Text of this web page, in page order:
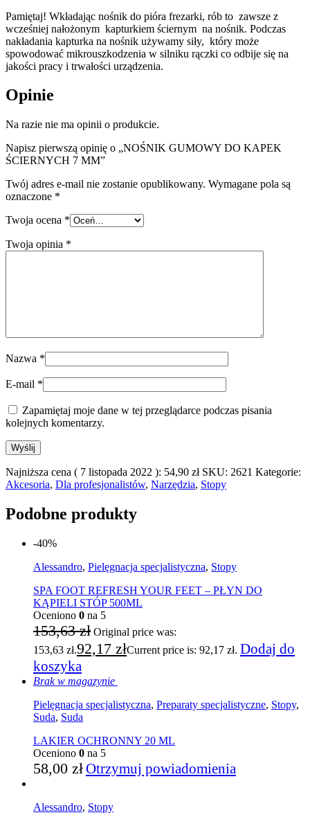
Pamiętaj! Wkładając nośnik do pióra frezarki, rób to zawsze z
wcześniej nałożonym kapturkiem ściernym na nośnik. Podczas
nakładania kapturka na nośnik używamy siły, który może
spowodować mikrouszkodzenia w silniku rączki co odbije się na
jakości pracy i trwałości urządzenia.
Opinie
Na razie nie ma opinii o produkcie.
Napisz pierwszą opinię o „NOŚNIK GUMOWY DO KAPEK
ŚCIERNYCH 7 MM”
Twój adres e-mail nie zostanie opublikowany. Wymagane pola są
oznaczone *
Twoja ocena *
Twoja opinia *
Nazwa *
E-mail *
Zapamiętaj moje dane w tej przeglądarce podczas pisania
kolejnych komentarzy.
Najniższa cena ( 7 listopada 2022 ): 54,90 zł SKU: 2621 Kategorie:
Akcesoria, Dla profesjonalistów, Narzędzia, Stopy
Podobne produkty
-40%
Alessandro, Pielęgnacja specjalistyczna, Stopy
SPA FOOT REFRESH YOUR FEET – PŁYN DO
KĄPIELI STÓP 500ML
Oceniono 0 na 5
153,63zł Original price was:
153,63 zł.92,17 złCurrent price is: 92,17 zł. Dodaj do
koszyka
Brak w magazynie
Pielęgnacja specjalistyczna, Preparaty specjalistyczne, Stopy,
Suda, Suda
LAKIER OCHRONNY 20 ML
Oceniono 0 na 5
58,00 złOtrzymuj powiadomienia
Alessandro, Stopy